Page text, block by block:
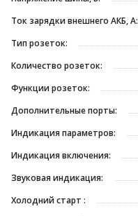
Ток зарядки внешнего АКБ, А:
Тип розеток:
Количество розеток:
Функции розеток:
Дополнительные порты:
Индикация параметров:
Индикация включения:
Звуковая индикация:
Холодний старт :